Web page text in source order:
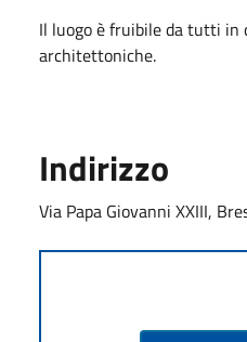
Il luogo è fruibile da tutti in
architettoniche.
Indirizzo
Via Papa Giovanni XXIII,